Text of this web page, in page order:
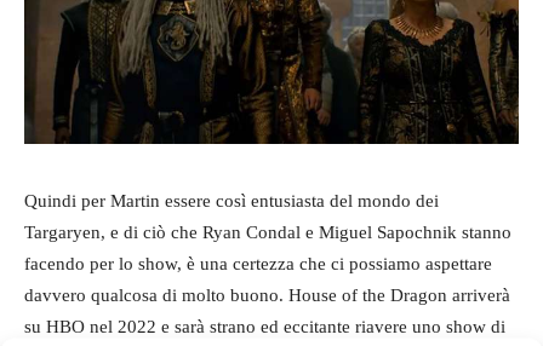
Quindi per Martin essere così entusiasta del mondo dei
Targaryen, e di ciò che Ryan Condal e Miguel Sapochnik stanno
facendo per lo show, è una certezza che ci possiamo aspettare
davvero qualcosa di molto buono. House of the Dragon arriverà
su HBO nel 2022 e sarà strano ed eccitante riavere uno show di